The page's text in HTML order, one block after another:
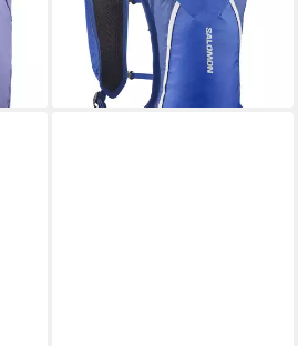
dir
41,99 € UVP 60,00 €
-30%
lieferbar - in 1-2 Werktagen bei dir